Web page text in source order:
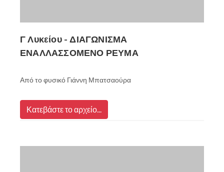
Γ Λυκείου - ΔΙΑΓΩΝΙΣΜΑ
ΕΝΑΛΛΑΣΣΟΜΕΝΟ ΡΕΥΜΑ
Από το φυσικό Γιάννη Μπατσαούρα
Κατεβάστε το αρχείο...